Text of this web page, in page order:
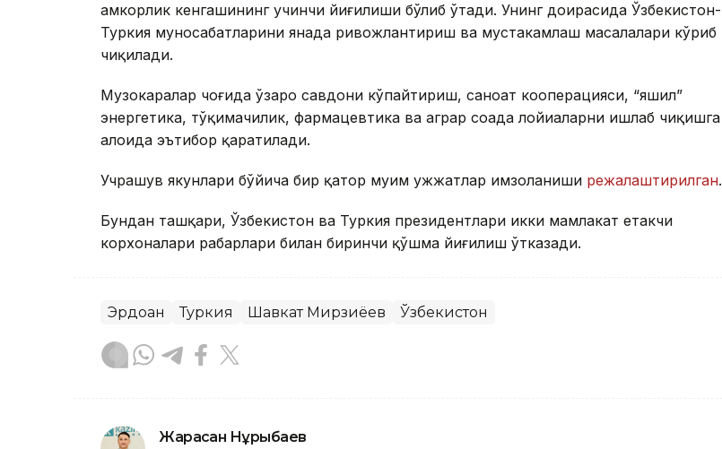
ҳамкорлик кенгашининг учинчи йиғилиши бўлиб ўтади. Унинг доирасида Ўзбекистон-
Туркия муносабатларини янада ривожлантириш ва мустаҳкамлаш масалалари кўриб
чиқилади.
Музокаралар чоғида ўзаро савдони кўпайтириш, саноат кооперацияси, “яшил”
энергетика, тўқимачилик, фармацевтика ва аграр соҳада лойиҳаларни ишлаб чиқишга
алоҳида эътибор қаратилади.
Учрашув якунлари бўйича бир қатор муҳим ҳужжатлар имзоланиши режалаштирилган.
Бундан ташқари, Ўзбекистон ва Туркия президентлари икки мамлакат етакчи
корхоналари раҳбарлари билан биринчи қўшма йиғилиш ўтказади.
Эрдоған Туркия Шавкат Мирзиёев Ўзбекистон
Жарасқан Нұрыбаев